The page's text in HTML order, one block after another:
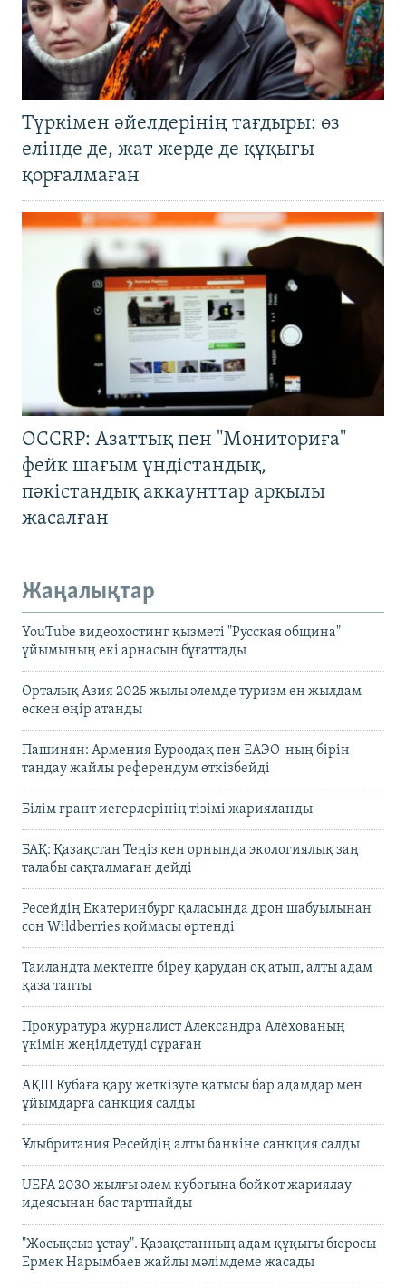
Түркімен әйелдерінің тағдыры: өз
елінде де, жат жерде де құқығы
қорғалмаған
OCCRP: Азаттық пен "Мониториға"
фейк шағым үндістандық,
пәкістандық аккаунттар арқылы
жасалған
Жаңалықтар
YouTube видеохостинг қызметі "Русская община"
ұйымының екі арнасын бұғаттады
Орталық Азия 2025 жылы әлемде туризм ең жылдам
өскен өңір атанды
Пашинян: Армения Еуроодақ пен ЕАЭО-ның бірін
таңдау жайлы референдум өткізбейді
Білім грант иегерлерінің тізімі жарияланды
БАҚ: Қазақстан Теңіз кен орнында экологиялық заң
талабы сақталмаған дейді
Ресейдің Екатеринбург қаласында дрон шабуылынан
соң Wildberries қоймасы өртенді
Таиландта мектепте біреу қарудан оқ атып, алты адам
қаза тапты
Прокуратура журналист Александра Алёхованың
үкімін жеңілдетуді сұраған
АҚШ Кубаға қару жеткізуге қатысы бар адамдар мен
ұйымдарға санкция салды
Ұлыбритания Ресейдің алты банкіне санкция салды
UEFA 2030 жылғы әлем кубогына бойкот жариялау
идеясынан бас тартпайды
"Жосықсыз ұстау". Қазақстанның адам құқығы бюросы
Ермек Нарымбаев жайлы мәлімдеме жасады